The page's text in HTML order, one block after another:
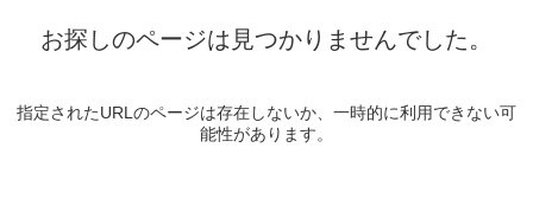
お探しのページは見つかりませんでした。
指定されたURLのページは存在しないか、一時的に利用できない可
能性があります。